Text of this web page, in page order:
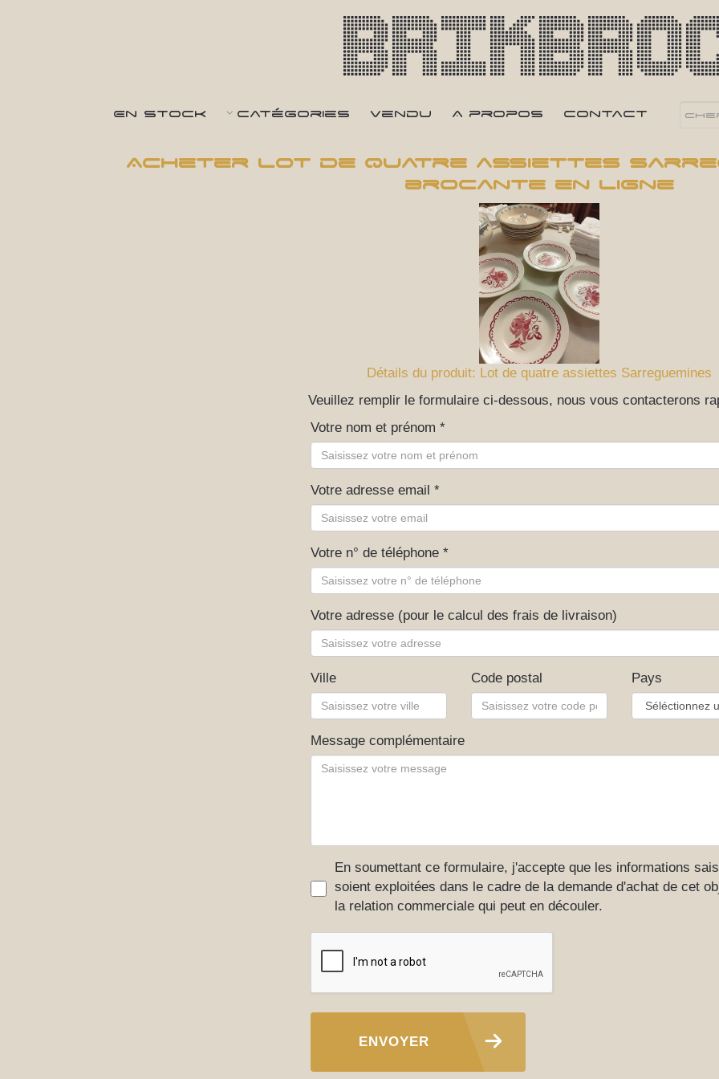
En Stock Catégories Vendu A propos Contact
Acheter Lot de quatre assiettes
brocante en ligne
Détails du produit: Lot de quatre assiettes Sarreguemines
Veuillez remplir le formulaire ci-dessous, nous vous contacterons
Votre nom et prénom *
Votre adresse email *
Votre n° de téléphone *
Votre adresse (pour le calcul des frais de livraison)
Ville Code postal Pays
Message complémentaire
En soumettant ce formulaire, j'accepte que les informations
soient exploitées dans le cadre de la demande d'achat de cet
la relation commerciale qui peut en découler.
ENVOYER